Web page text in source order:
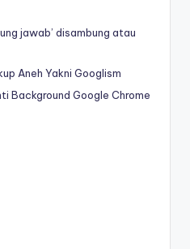
jawab’ disambung atau
Aneh Yakni Googlism
Background Google Chrome